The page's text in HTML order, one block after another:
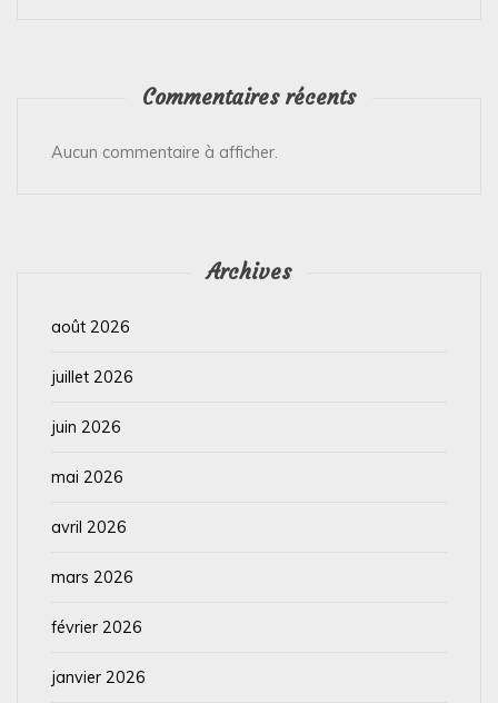
Commentaires récents
Aucun commentaire à afficher.
Archives
août 2026
juillet 2026
juin 2026
mai 2026
avril 2026
mars 2026
février 2026
janvier 2026